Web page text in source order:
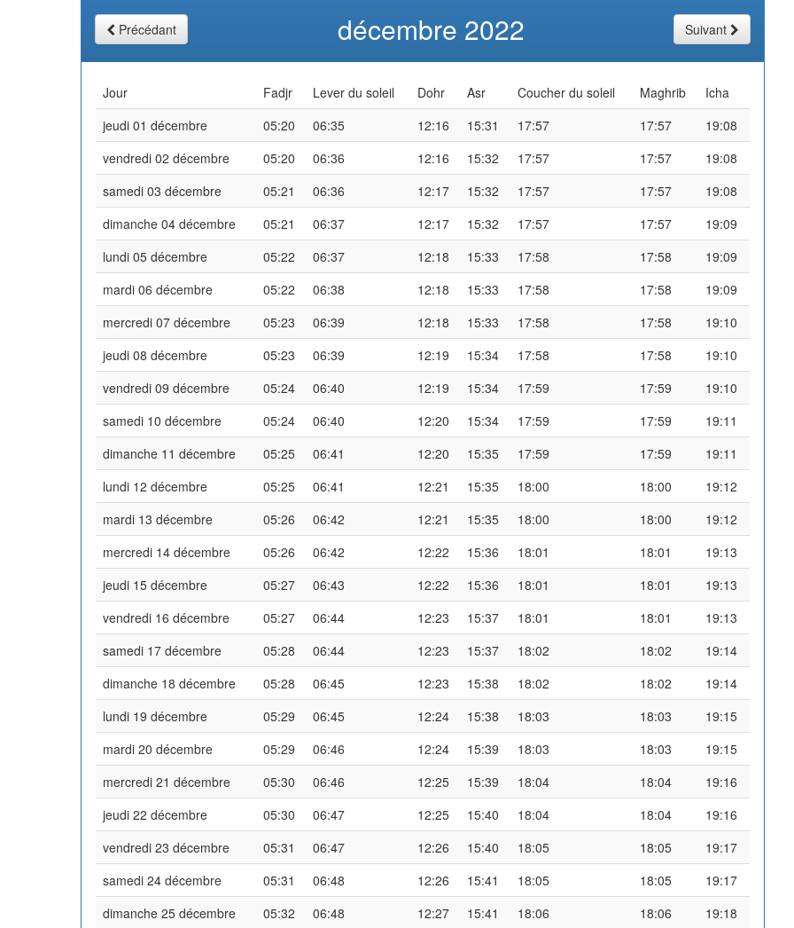
Précédant décembre 2022 Suivant
Jour Fadjr Lever du soleil Dohr Asr Coucher du soleil Maghrib
Icha
jeudi 01 décembre
05:20 06:35 12:16 15:31 17:57 17:57
19:08
vendredi 02 décembre
05:20 06:36 12:16 15:32 17:57 17:57
19:08
samedi 03 décembre
05:21 06:36 12:17 15:32 17:57 17:57
19:08
dimanche 04 décembre
05:21 06:37 12:17 15:32 17:57 17:57
19:09
lundi 05 décembre
05:22 06:37 12:18 15:33 17:58 17:58
19:09
mardi 06 décembre
05:22 06:38 12:18 15:33 17:58 17:58
19:09
mercredi 07 décembre
05:23 06:39 12:18 15:33 17:58 17:58
19:10
jeudi 08 décembre
05:23 06:39 12:19 15:34 17:58 17:58
19:10
vendredi 09 décembre
05:24 06:40 12:19 15:34 17:59 17:59
19:10
samedi 10 décembre
05:24 06:40 12:20 15:34 17:59 17:59
19:11
dimanche 11 décembre
05:25 06:41 12:20 15:35 17:59 17:59
19:11
lundi 12 décembre
05:25 06:41 12:21 15:35 18:00 18:00
19:12
mardi 13 décembre
05:26 06:42 12:21 15:35 18:00 18:00
19:12
mercredi 14 décembre
05:26 06:42 12:22 15:36 18:01 18:01
19:13
jeudi 15 décembre
05:27 06:43 12:22 15:36 18:01 18:01
19:13
vendredi 16 décembre
05:27 06:44 12:23 15:37 18:01 18:01
19:13
samedi 17 décembre
05:28 06:44 12:23 15:37 18:02 18:02
19:14
dimanche 18 décembre
05:28 06:45 12:23 15:38 18:02 18:02
19:14
lundi 19 décembre
05:29 06:45 12:24 15:38 18:03 18:03
19:15
mardi 20 décembre
05:29 06:46 12:24 15:39 18:03 18:03
19:15
mercredi 21 décembre
05:30 06:46 12:25 15:39 18:04 18:04
19:16
jeudi 22 décembre
05:30 06:47 12:25 15:40 18:04 18:04
19:16
vendredi 23 décembre
05:31 06:47 12:26 15:40 18:05 18:05
19:17
samedi 24 décembre
05:31 06:48 12:26 15:41 18:05 18:05
19:17
dimanche 25 décembre
05:32 06:48 12:27 15:41 18:06 18:06
19:18